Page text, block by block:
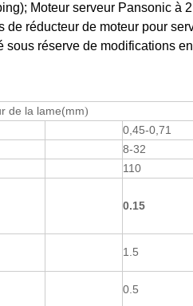
Moteur serveur Pansonic à
réducteur de moteur pour
réserve de modifications
de la lame(mm)
0,45-0,71
8-32
110
0.15
1.5
0.5